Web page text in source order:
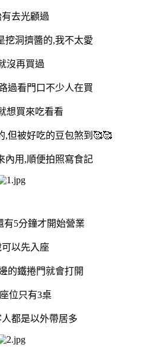
有去光顧過
挖洞擠醬的,我不太愛
沒再買過
過看門口不少人在買
想買來吃看看
,但被好吃的豆包煞到🥰🥰
內用,順便拍照寫食記
有5分鐘才開始營業
可以先入座
的鐵捲門就會打開
位只有3桌
都是以外帶居多